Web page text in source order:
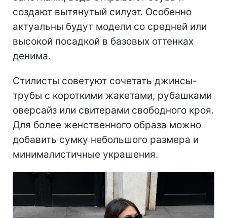
создают вытянутый силуэт. Особенно
актуальны будут модели со средней или
высокой посадкой в базовых оттенках
денима.
Стилисты советуют сочетать джинсы-
трубы с короткими жакетами, рубашками
оверсайз или свитерами свободного кроя.
Для более женственного образа можно
добавить сумку небольшого размера и
минималистичные украшения.